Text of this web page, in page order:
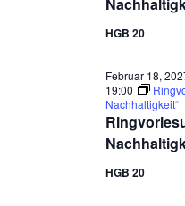
HGB 20
Februar 18,
19:00
Nachhaltigkeit“
HGB 20